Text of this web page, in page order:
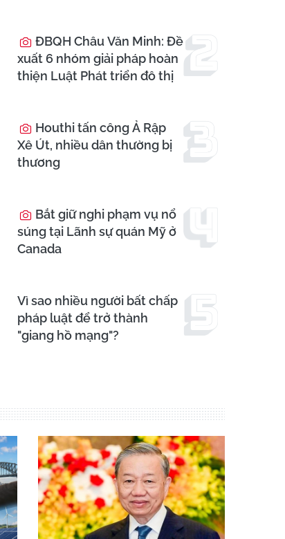
ĐBQH Châu Văn Minh: Đề
xuất 6 nhóm giải pháp hoàn
thiện Luật Phát triển đô thị
Houthi tấn công Ả Rập
Xê Út, nhiều dân thường bị
thương
Bắt giữ nghi phạm vụ nổ
súng tại Lãnh sự quán Mỹ ở
Canada
Vì sao nhiều người bất chấp
pháp luật để trở thành
"giang hồ mạng"?